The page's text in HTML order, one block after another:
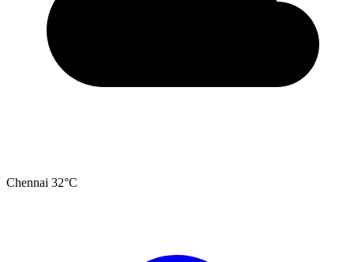
Chennai 32°C